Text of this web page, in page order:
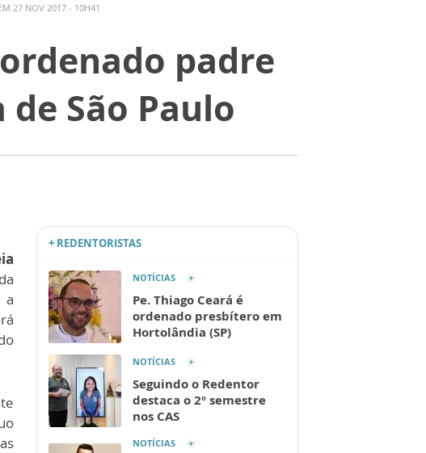
27 NOV 2017 - 10H41
padre
São Paulo
a
+ REDENTORISTAS
NOTÍCIAS
Pe. Thiago Ceará é
ordenado presbítero em
Hortolândia (SP)
NOTÍCIAS
Seguindo o Redentor
destaca o 2º semestre
nos CAS
NOTÍCIAS